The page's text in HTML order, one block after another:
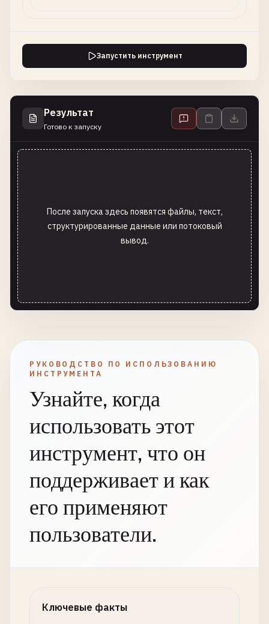
Запустить инструмент
Результат
Готово к запуску
После запуска здесь появятся файлы, текст,
структурированные данные или потоковый
вывод.
РУКОВОДСТВО ПО ИСПОЛЬЗОВАНИЮ
ИНСТРУМЕНТА
Узнайте, когда
использовать этот
инструмент, что он
поддерживает и как
его применяют
пользователи.
Ключевые факты